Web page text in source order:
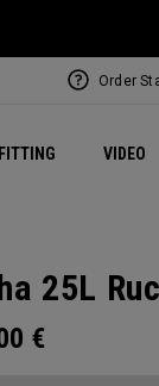
VIDEO
Order
25L
€